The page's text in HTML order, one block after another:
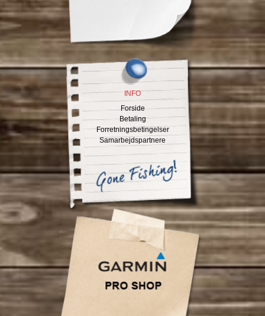
INFO
Forside
Betaling
Forretningsbetingelser
Samarbejdspartnere